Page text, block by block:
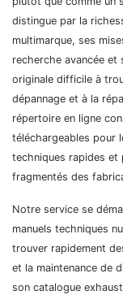
distingue par la
multimarque, ses
recherche avancée
originale difficile à
dépannage et à la
répertoire en ligne
téléchargeables pour
techniques rapides et
fragmentés des
Notre service se
manuels techniques
trouver rapidement
et la maintenance de
son catalogue